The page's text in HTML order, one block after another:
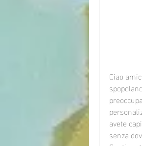
Ciao
avete
senza